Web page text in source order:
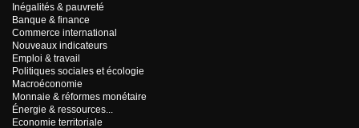
Inégalités & pauvreté
Banque & finance
Commerce international
Nouveaux indicateurs
Emploi & travail
Politiques sociales et écologie
Macroéconomie
Monnaie & réformes monétaire
Énergie & ressources...
Economie territoriale